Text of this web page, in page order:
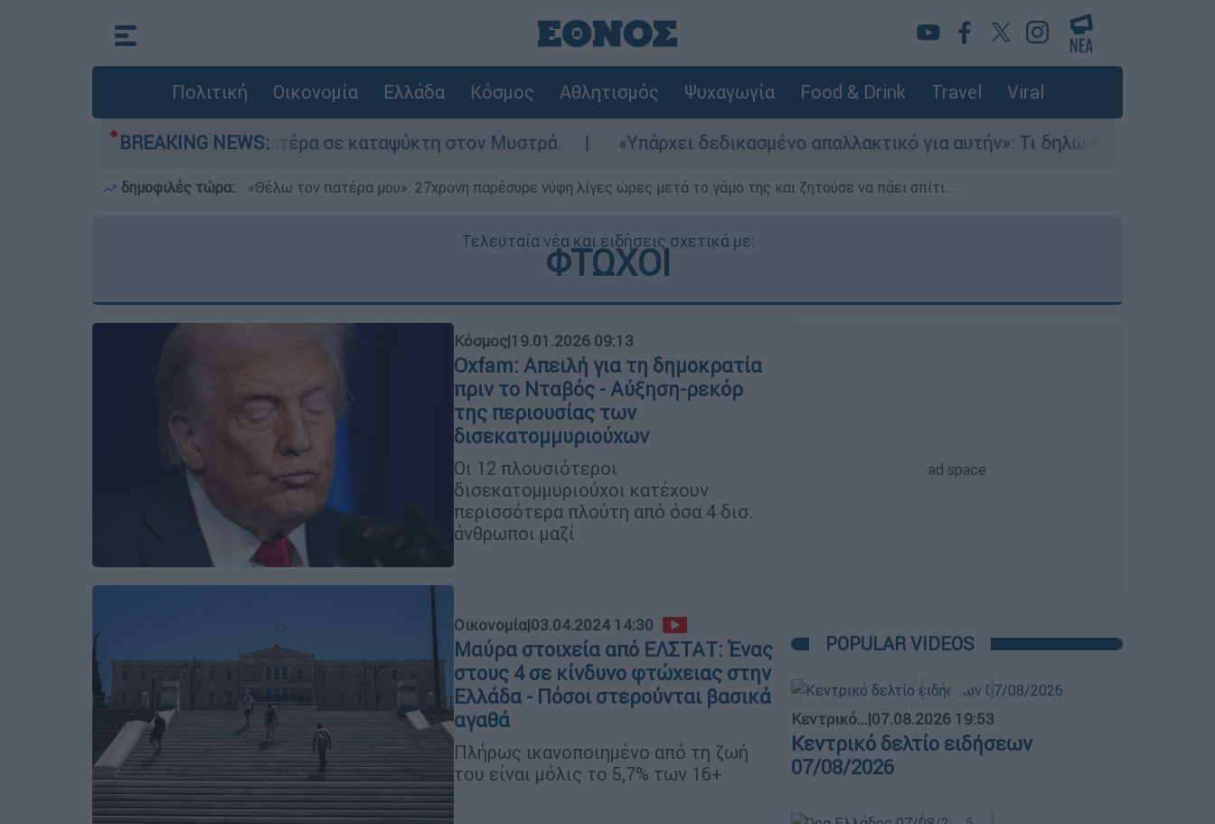
Πολιτική Οικονομία Ελλάδα Κόσμος Αθλητισμός Ψυχαγωγία Food & Drink Travel Viral
BREAKING NEWS:
νεκρό του πατέρα σε καταψύκτη στον Μυστρά «Υπάρχει δεδικασμένο απαλλακτικό για αυτήν»: Τι δηλώνει στο ethnos.gr ο Κώστας
δημοφιλές τώρα: «Θέλω τον πατέρα μου»: 27χρονη παρέσυρε νύφη λίγες ώρες μετά το γάμο της και ζητούσε να πάει σπίτι...
Τελευταία νέα και ειδήσεις σχετικά με:
ΦΤΩΧΟΙ
Κόσμος|19.01.2026 09:13
Oxfam: Απειλή για τη δημοκρατία
πριν το Νταβός - Αύξηση-ρεκόρ
της περιουσίας των
δισεκατομμυριούχων
Οι 12 πλουσιότεροι
δισεκατομμυριούχοι κατέχουν
περισσότερα πλούτη από όσα 4 δισ.
άνθρωποι μαζί
Οικονομία|03.04.2024 14:30
Μαύρα στοιχεία από ΕΛΣΤΑΤ: Ένας
στους 4 σε κίνδυνο φτώχειας στην
Ελλάδα - Πόσοι στερούνται βασικά
αγαθά
Πλήρως ικανοποιημένο από τη ζωή
του είναι μόλις το 5,7% των 16+
POPULAR VIDEOS
Κεντρικό...|07.08.2026 19:53
Κεντρικό δελτίο ειδήσεων
07/08/2026